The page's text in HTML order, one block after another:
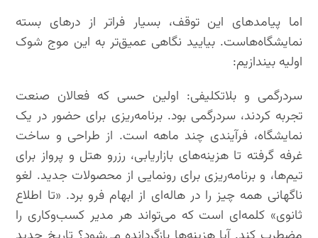
اما پیامدهای این توقف، بسیار فراتر از درهای بسته
نمایشگاه‌هاست. بیایید نگاهی عمیق‌تر به این موج شوک
اولیه بیندازیم:
سردرگمی و بلاتکلیفی: اولین حسی که فعالان صنعت
تجربه کردند، سردرگمی بود. برنامه‌ریزی برای حضور در یک
نمایشگاه، فرآیندی چند ماهه است. از طراحی و ساخت
غرفه گرفته تا هزینه‌های بازاریابی، رزرو هتل و پرواز برای
تیم‌ها، و برنامه‌ریزی برای رونمایی از محصولات جدید. لغو
ناگهانی همه چیز را در هاله‌ای از ابهام فرو برد. «تا اطلاع
ثانوی» کلمه‌ای است که می‌تواند هر مدیر کسب‌وکاری را